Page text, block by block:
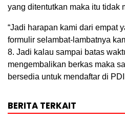
yang ditentutkan maka itu tidak
“Jadi harapan kami dari empat
formulir selambat-lambatnya
8. Jadi kalau sampai batas
mengembalikan berkas maka
bersedia untuk mendaftar di
BERITA TERKAIT